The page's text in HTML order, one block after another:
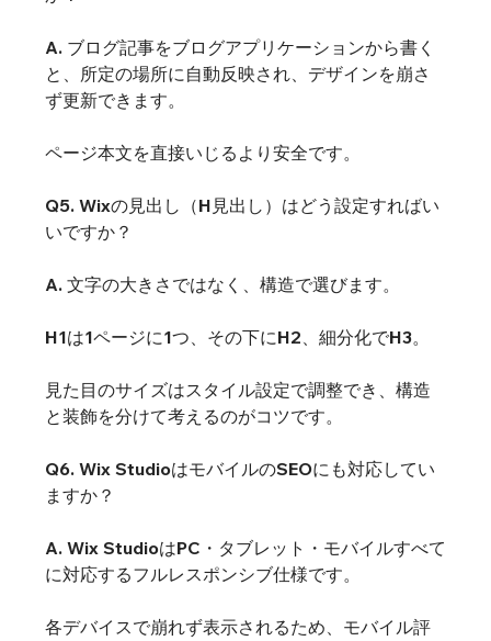
A. ブログ記事をブログアプリケーションから書く
と、所定の場所に自動反映され、デザインを崩さ
ず更新できます。
ページ本文を直接いじるより安全です。
Q5. Wixの見出し（H見出し）はどう設定すればい
いですか？
A. 文字の大きさではなく、構造で選びます。
H1は1ページに1つ、その下にH2、細分化でH3。
見た目のサイズはスタイル設定で調整でき、構造
と装飾を分けて考えるのがコツです。
Q6. Wix StudioはモバイルのSEOにも対応してい
ますか？
A. Wix StudioはPC・タブレット・モバイルすべて
に対応するフルレスポンシブ仕様です。
各デバイスで崩れず表示されるため、モバイル評